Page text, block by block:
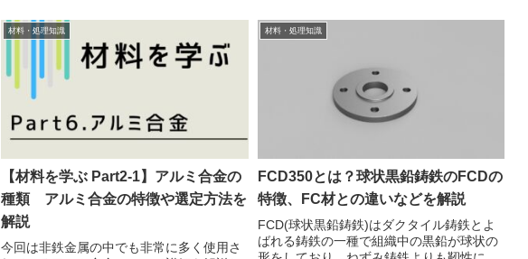
材料・処理知識
【材料を学ぶ Part2-1】アルミ合金の
種類 アルミ合金の特徴や選定方法を
解説
今回は非鉄金属の中でも非常に多く使用さ
材料・処理知識
FCD350とは？球状黒鉛鋳鉄のFCDの
特徴、FC材との違いなどを解説
FCD(球状黒鉛鋳鉄)はダクタイル鋳鉄とよ
ばれる鋳鉄の一種で組織中の黒鉛が球状の